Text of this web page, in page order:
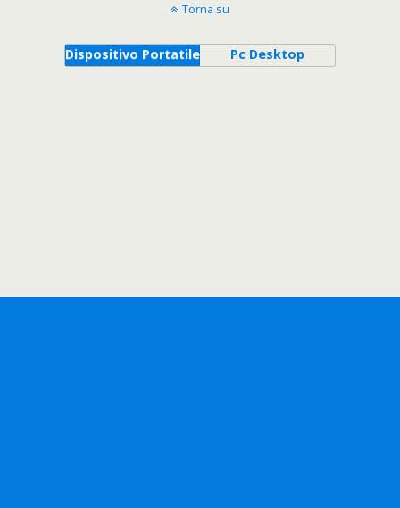
Torna su
Dispositivo Portatile Pc Desktop